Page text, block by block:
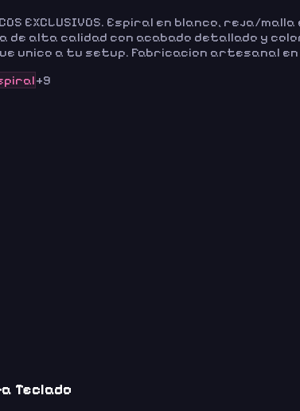
EXCLUSIVOS. Espiral en blanco,
de alta calidad con acabado detallado y
unico a tu setup. Fabricacion artesanal
+9
Teclado